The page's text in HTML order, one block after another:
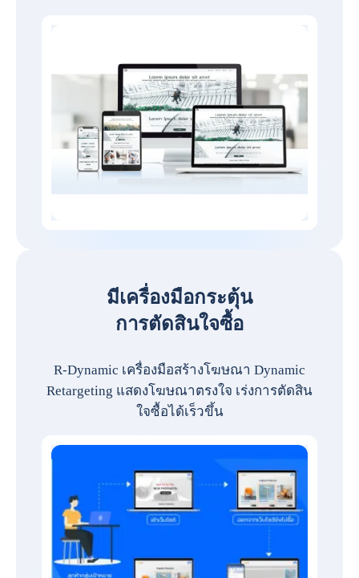
มีเครื่องมือกระตุ้น
การตัดสินใจซื้อ
R-Dynamic เครื่องมือสร้างโฆษณา Dynamic
Retargeting แสดงโฆษณาตรงใจ เร่งการตัดสิน
ใจซื้อได้เร็วขึ้น